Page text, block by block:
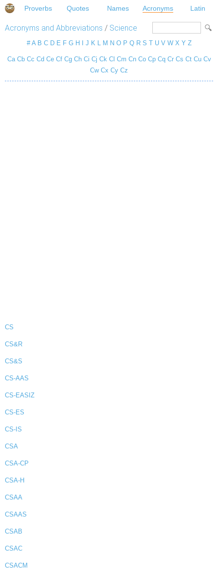
Proverbs Quotes Names Acronyms Latin
Acronyms and Abbreviations / Science
# A B C D E F G H J K L M N O P Q R S T U V W X Y Z
Ca Cb Cc Cd Ce Cf Cg Ch Ci Cj Ck Cl Cm Cn Co Cp Cq Cr Cs Ct Cu Cv
Cw Cx Cy Cz
CS
CS&R
CS&S
CS-AAS
CS-EASIZ
CS-ES
CS-IS
CSA
CSA-CP
CSA-H
CSAA
CSAAS
CSAB
CSAC
CSACM